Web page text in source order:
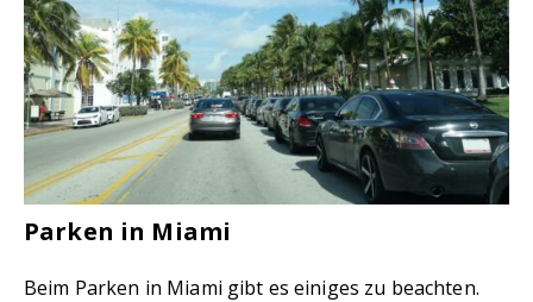
Parken in Miami
Beim Parken in Miami gibt es einiges zu beachten.